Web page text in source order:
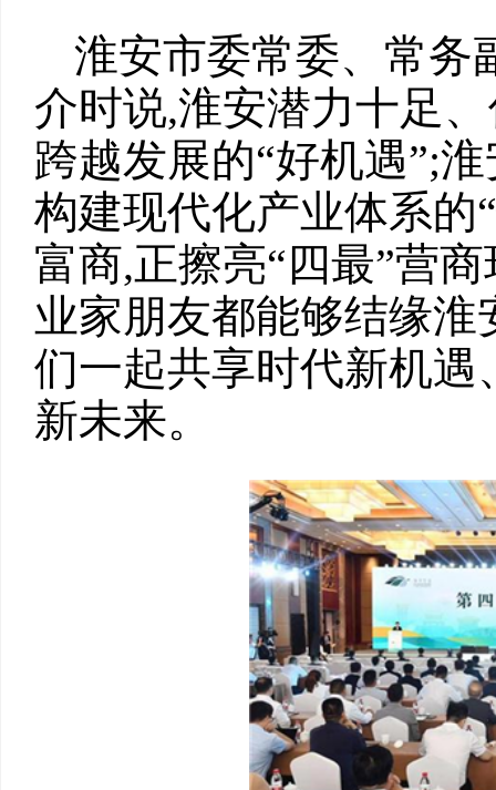
淮安市委常委、常务
介时说,淮安潜力十足
跨越发展的“好机遇”;
构建现代化产业体系的
富商,正擦亮“四最”营
业家朋友都能够结缘
们一起共享时代新机
新未来。